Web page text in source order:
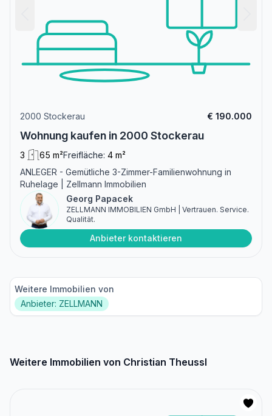
2000 Stockerau € 190.000
Wohnung kaufen in 2000 Stockerau
3 65 m²Freifläche: 4 m²
ANLEGER - Gemütliche 3-Zimmer-Familienwohnung in
Ruhelage | Zellmann Immobilien
Georg Papacek
ZELLMANN IMMOBILIEN GmbH | Vertrauen. Service.
Qualität.
Anbieter kontaktieren
Weitere Immobilien von
Anbieter: ZELLMANN
Weitere Immobilien von Christian Theussl